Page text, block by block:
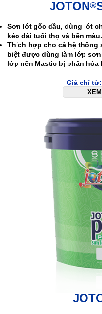
JOTON®
Sơn lót gốc dầu, dùng lót
kéo dài tuổi thọ và bền màu.
Thích hợp cho cả hệ thống
biệt được dùng làm lớp
lớp nền Mastic bị phấn hóa
Giá chỉ từ: